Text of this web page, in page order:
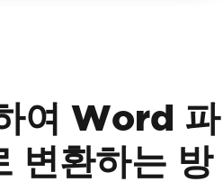
여 Word 파
변환하는 방